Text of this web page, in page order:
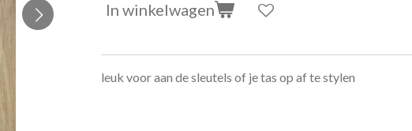
In winkelwagen
leuk voor aan de sleutels of je tas op af te stylen